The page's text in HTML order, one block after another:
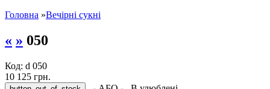
Головна »Вечірні сукні
« » 050
Код: d 050
10 125 грн.